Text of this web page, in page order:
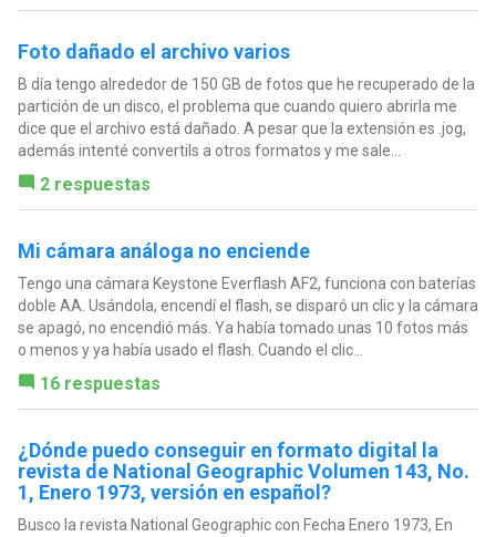
Foto dañado el archivo varios
B día tengo alrededor de 150 GB de fotos que he recuperado de la
partición de un disco, el problema que cuando quiero abrirla me
dice que el archivo está dañado. A pesar que la extensión es .jog,
además intenté convertils a otros formatos y me sale...
2 respuestas
Mi cámara análoga no enciende
Tengo una cámara Keystone Everflash AF2, funciona con baterías
doble AA. Usándola, encendí el flash, se disparó un clic y la cámara
se apagó, no encendió más. Ya había tomado unas 10 fotos más
o menos y ya había usado el flash. Cuando el clic...
16 respuestas
¿Dónde puedo conseguir en formato digital la
revista de National Geographic Volumen 143, No.
1, Enero 1973, versión en español?
Busco la revista National Geographic con Fecha Enero 1973, En